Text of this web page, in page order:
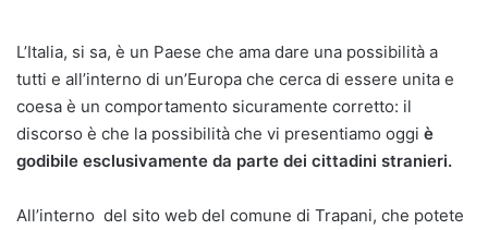
L’Italia, si sa, è un Paese che ama dare una possibilità a
tutti e all’interno di un’Europa che cerca di essere unita e
coesa è un comportamento sicuramente corretto: il
discorso è che la possibilità che vi presentiamo oggi è
godibile esclusivamente da parte dei cittadini stranieri.
All’interno del sito web del comune di Trapani, che potete